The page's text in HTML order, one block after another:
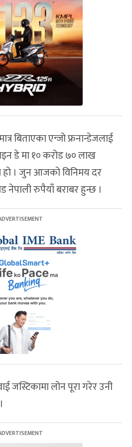
बिताएका एन्जो फ्रनान्डेजलाई
डे मा १० करोड ७० लाख
हो । जुन आजको विनिमय दर
नेपाली रुपैयाँ बराबर हुन्छ ।
जस्टिकामा लोन पूरा गरेर उनी